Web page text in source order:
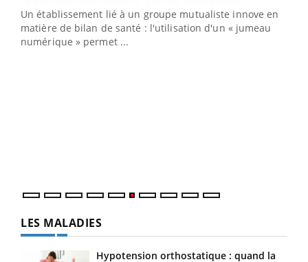
Un établissement lié à un groupe mutualiste innove en
matière de bilan de santé : l'utilisation d'un « jumeau
numérique » permet ...
LES MALADIES
Hypotension orthostatique : quand la